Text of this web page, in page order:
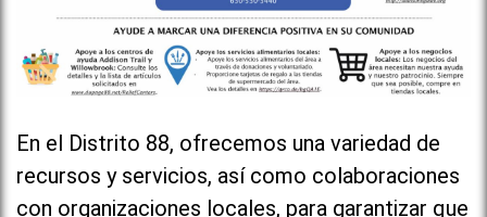
En el Distrito 88, ofrecemos una variedad de
recursos y servicios, así como colaboraciones
con organizaciones locales, para garantizar que